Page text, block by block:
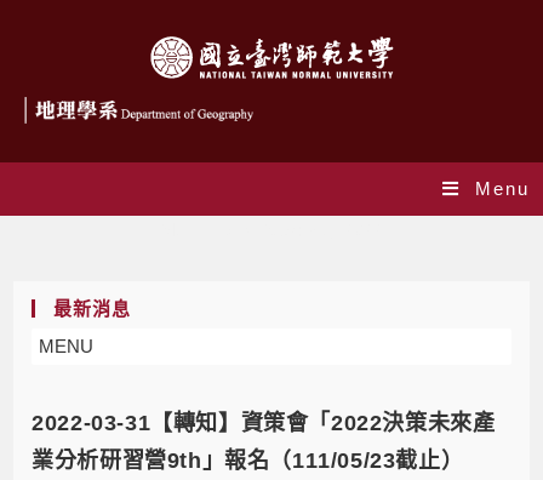
Menu
最新消息
MENU
2022-03-31【轉知】資策會「2022決策未來產
業分析研習營9th」報名（111/05/23截止）